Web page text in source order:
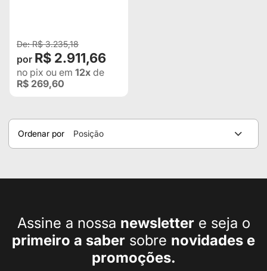
R$ 3.235,18
R$ 2.911,66
no pix ou em 12x de
R$ 269,60
Ordenar por Posição
Assine a nossa newslettere seja o
primeiro a saber sobre novidades e
promoções.